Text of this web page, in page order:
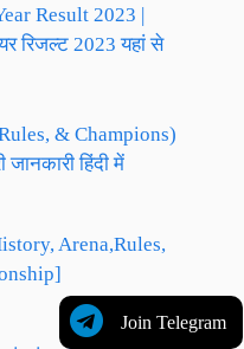
Join Telegram
Result 2023 |
रिजल्ट 2023 यहां से
& Champions)
हिंदी में
Arena,Rules,